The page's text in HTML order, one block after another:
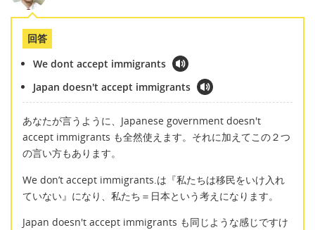
回答
We dont accept immigrants
Japan doesn't accept immigrants
あなたが言うように、Japanese government doesn't
accept immigrants も全然使えます。それに加えてこの２つ
の言い方もあります。
We don’t accept immigrants.は『私たちは移民をいけ入れ
ていない』になり、私たち＝日本という考えになります。
Japan doesn't accept immigrants も同じような感じですけ